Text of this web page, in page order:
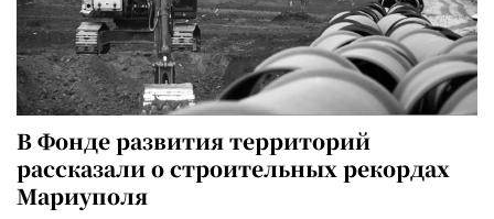
В Фонде развития территорий
рассказали о строительных рекордах
Мариуполя